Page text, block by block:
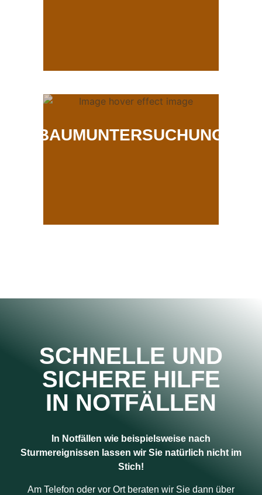
BAUMUNTERSUCHUNG
SCHNELLE UND
SICHERE HILFE
IN NOTFÄLLEN
In Notfällen wie beispielsweise nach
Sturmereignissen lassen wir Sie natürlich nicht im
Stich!
Am Telefon oder vor Ort beraten wir Sie dann über